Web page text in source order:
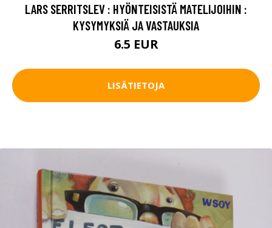
LARS SERRITSLEV : HYÖNTEISISTÄ MATELIJOIHIN :
KYSYMYKSIÄ JA VASTAUKSIA
6.5 EUR
LISÄTIETOJA